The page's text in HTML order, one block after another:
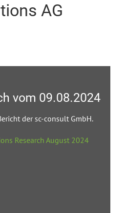
AG
vom 09.08.2024
der sc-consult GmbH.
Research August 2024